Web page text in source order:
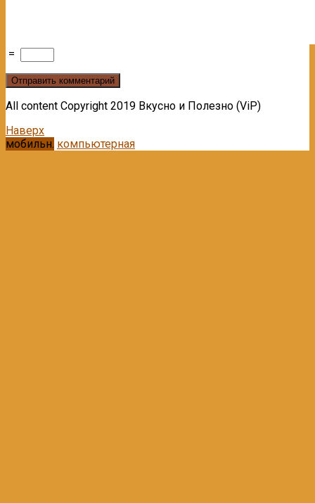
=
All content Copyright 2019 Вкусно и Полезно (ViP)
Наверх
мобильн. компьютерная